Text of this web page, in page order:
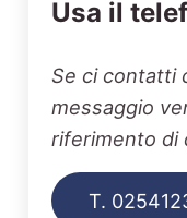
Usa il
Se ci contatti
messaggio
riferimento di
T.